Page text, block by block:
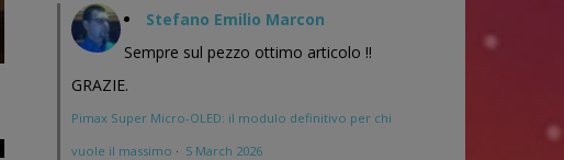
Stefano Emilio Marcon
Sempre sul pezzo ottimo articolo !!
GRAZIE.
Pimax Super Micro-OLED: il modulo definitivo per chi
vuole il massimo · 5 March 2026